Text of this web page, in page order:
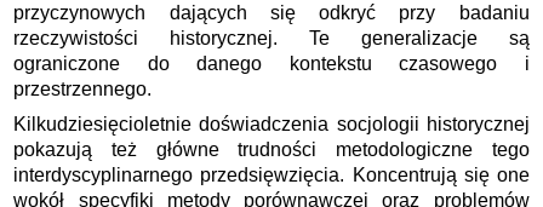
przyczynowych dających się odkryć przy badaniu
rzeczywistości historycznej. Te generalizacje są
ograniczone do danego kontekstu czasowego i
przestrzennego.
Kilkudziesięcioletnie doświadczenia socjologii historycznej
pokazują też główne trudności metodologiczne tego
interdyscyplinarnego przedsięwzięcia. Koncentrują się one
wokół specyfiki metody porównawczej oraz problemów